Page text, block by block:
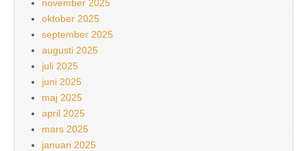
november 2025
oktober 2025
september 2025
augusti 2025
juli 2025
juni 2025
maj 2025
april 2025
mars 2025
januari 2025